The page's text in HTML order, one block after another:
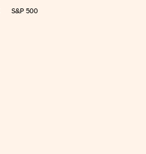
S&P 500